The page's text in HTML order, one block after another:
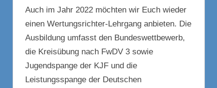
Auch im Jahr 2022 möchten wir Euch wieder
einen Wertungsrichter-Lehrgang anbieten. Die
Ausbildung umfasst den Bundeswettbewerb,
die Kreisübung nach FwDV 3 sowie
Jugendspange der KJF und die
Leistungsspange der Deutschen